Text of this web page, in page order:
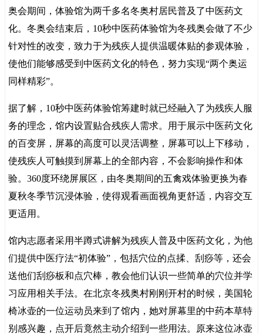
奥会期间，体验馆为两千多名冬奥村居民普及了中医药文
化。冬奥会结束后，10秒中医药体验馆为冬残奥会做了不少
针对性的改变，致力于为残疾人提供温暖体贴的参观体验，
使他们能够感受到中医药文化的特色，努力实现“两个奥运
同样精彩”。
据了解，10秒中医药体验馆筹建时就已经融入了为残疾人服
务的理念，馆内设置贴合残疾人需求。用于展示中医药文化
的百变屏，屏幕的高度可以灵活调整，屏幕可以上下移动，
使残疾人可触摸到屏幕上的全部内容，不会影响操作和体
验。360度环绕屏展区，由冬奥期间的五禽戏体验更换为春
夏秋冬季节沉浸体验，使得观看画面视角更舒适，内容交互
更适用。
馆内志愿者采用半蹲式讲解为残疾人普及中医药文化，为他
们提供中医疗法“初体验”，包括穴位的点揉、刮痧等，还会
送他们刮痧板和点穴棒，教会他们认识一些简单的穴位并学
习应用相关手法。在北京冬残奥村刚刚开村的时候，美国轮
椅冰壶的一位运动员来到了馆内，她对屏幕里的中药本草特
别感兴趣，点开后竟然主动介绍到一些用法。原来这位冰壶